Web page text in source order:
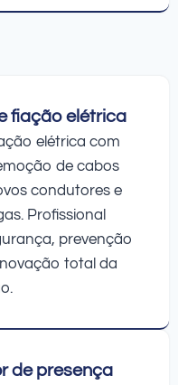
fiação elétrica
elétrica com
de cabos
condutores e
Profissional
prevenção
total da
de presença